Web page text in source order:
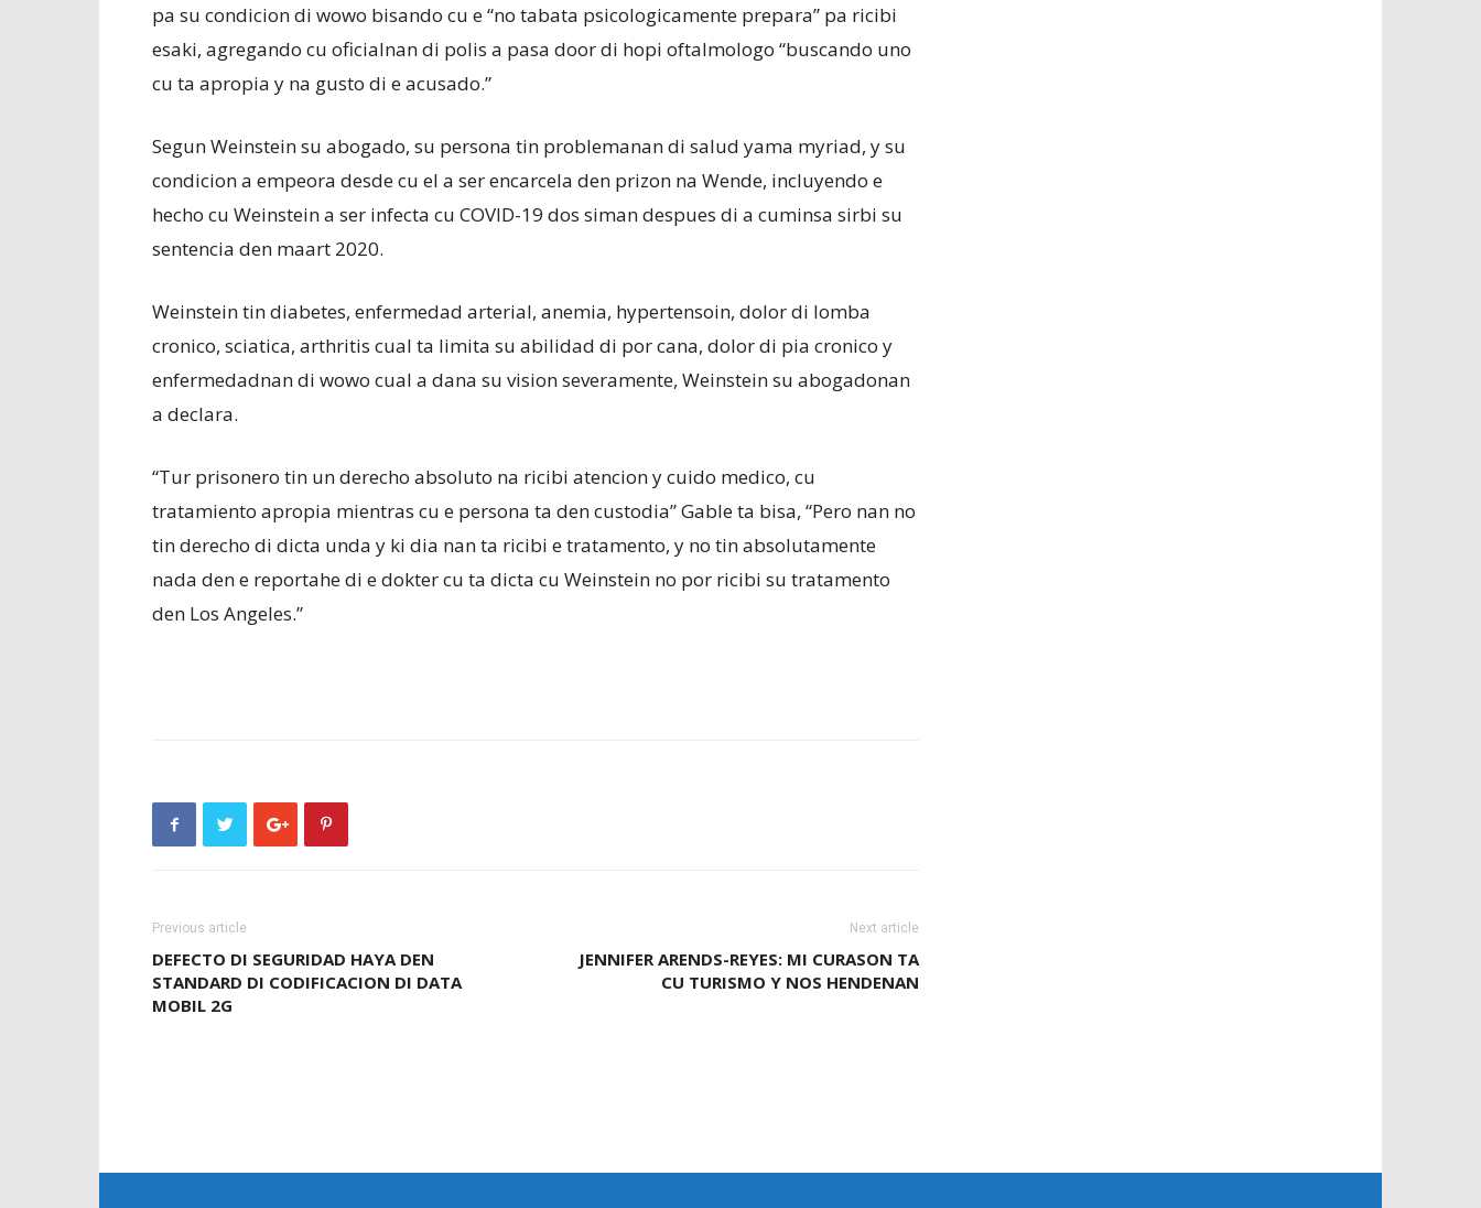
pa su condicion di wowo bisando cu e “no tabata psicologicamente prepara” pa ricibi
esaki, agregando cu oficialnan di polis a pasa door di hopi oftalmologo “buscando uno
cu ta apropia y na gusto di e acusado.”
Segun Weinstein su abogado, su persona tin problemanan di salud yama myriad, y su
condicion a empeora desde cu el a ser encarcela den prizon na Wende, incluyendo e
hecho cu Weinstein a ser infecta cu COVID-19 dos siman despues di a cuminsa sirbi su
sentencia den maart 2020.
Weinstein tin diabetes, enfermedad arterial, anemia, hypertensoin, dolor di lomba
cronico, sciatica, arthritis cual ta limita su abilidad di por cana, dolor di pia cronico y
enfermedadnan di wowo cual a dana su vision severamente, Weinstein su abogadonan
a declara.
“Tur prisonero tin un derecho absoluto na ricibi atencion y cuido medico, cu
tratamiento apropia mientras cu e persona ta den custodia” Gable ta bisa, “Pero nan no
tin derecho di dicta unda y ki dia nan ta ricibi e tratamento, y no tin absolutamente
nada den e reportahe di e dokter cu ta dicta cu Weinstein no por ricibi su tratamento
den Los Angeles.”
Previous article
DEFECTO DI SEGURIDAD HAYA DEN
STANDARD DI CODIFICACION DI DATA
MOBIL 2G
Next article
JENNIFER ARENDS-REYES: MI CURASON TA
CU TURISMO Y NOS HENDENAN